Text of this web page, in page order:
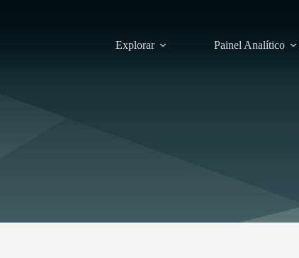
Explorar Painel Analítico